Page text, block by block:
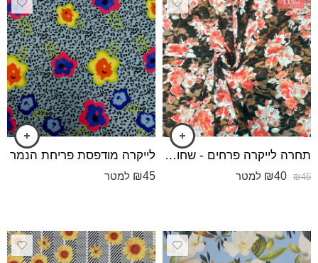
-11%
תחרה לייקרה פרחים - שחור אדום לבן אופוויט
₪45
₪40 למטר
לייקרה מודפס⁩ת פריחת הנמר
₪45 למטר